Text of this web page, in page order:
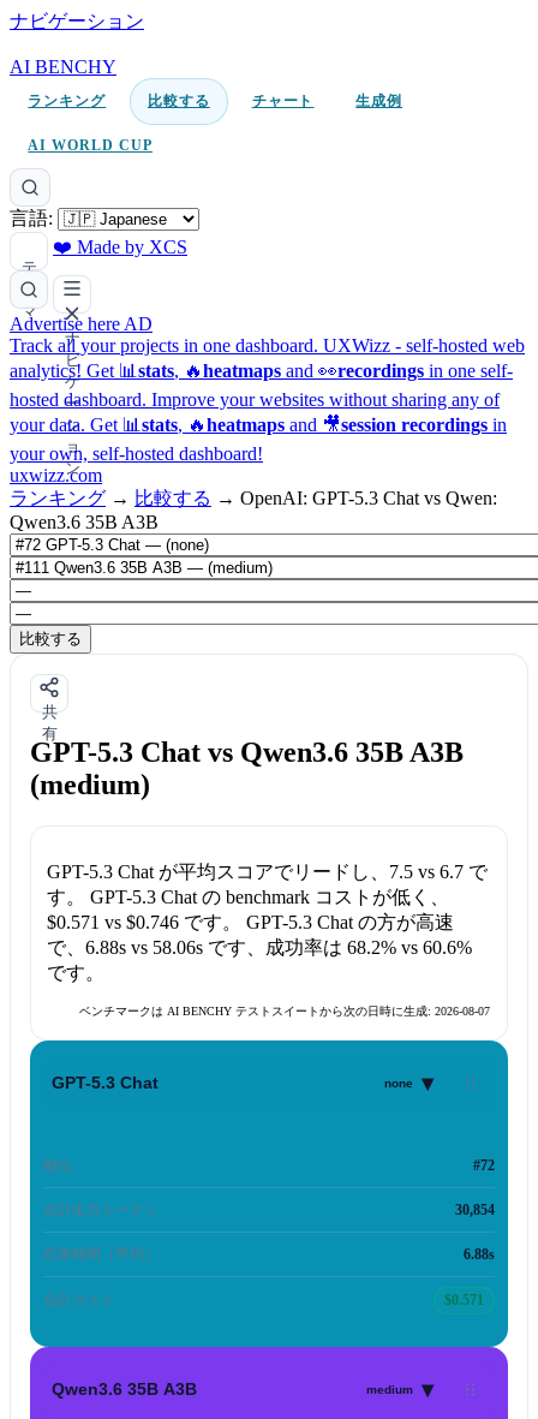
ナビゲーション
AI BENCHY
ランキング 比較する チャート 生成例
AI WORLD CUP
言語:
テ
ー
マ
❤️ Made by XCS
ナ
ビ
ゲ
ー
シ
ョ
ン
Advertise here AD
Track all your projects in one dashboard. UXWizz - self-hosted web
analytics! Get 📊 stats, 🔥heatmaps and 👀recordings in one self-
hosted dashboard. Improve your websites without sharing any of
your data. Get 📊 stats, 🔥heatmaps and 🎥session recordings in
your own, self-hosted dashboard!
uxwizz.com
ランキング → 比較する → OpenAI: GPT-5.3 Chat vs Qwen:
Qwen3.6 35B A3B
比較する
共
有
GPT-5.3 Chat vs Qwen3.6 35B A3B
(medium)
GPT-5.3 Chatが平均スコアでリードし、 7.5vs 6.7で
す。 GPT-5.3 Chatの benchmark コストが低く、
$0.571 vs $0.746です。 GPT-5.3 Chatの方が高速
で、 6.88svs 58.06sです、成功率は 68.2%vs 60.6%
です。
ベンチマークは AI BENCHY テストスイートから次の日時に生成: 2026-08-07
GPT-5.3 Chat none ▾
順位 #72
合計出力トークン 30,854
応答時間（平均） 6.88s
合計コスト $0.571
Qwen3.6 35B A3B medium ▾